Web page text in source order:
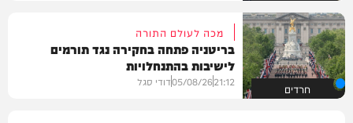
חרדים
מכה לעולם התורה
בריטניה פתחה בחקירה נגד תורמים
לישיבות בהתנחלויות
21:12
05/08/26דודי סגל